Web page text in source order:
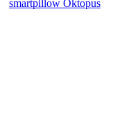
smartpillow Oktopus